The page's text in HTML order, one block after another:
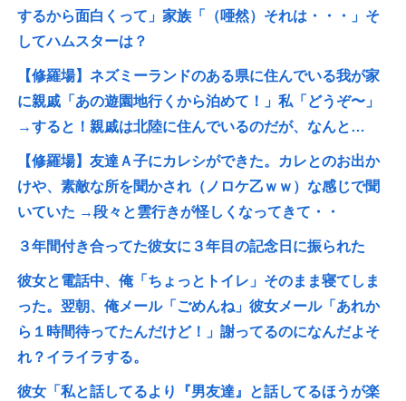
するから面白くって」家族「（唖然）それは・・・」そ
してハムスターは？
【修羅場】ネズミーランドのある県に住んでいる我が家
に親戚「あの遊園地行くから泊めて！」私「どうぞ〜」
→すると！親戚は北陸に住んでいるのだが、なんと…
【修羅場】友達Ａ子にカレシができた。カレとのお出か
けや、素敵な所を聞かされ（ノロケ乙ｗｗ）な感じで聞
いていた →段々と雲行きが怪しくなってきて・・
３年間付き合ってた彼女に３年目の記念日に振られた
彼女と電話中、俺「ちょっとトイレ」そのまま寝てしま
った。翌朝、俺メール「ごめんね」彼女メール「あれか
ら１時間待ってたんだけど！」謝ってるのになんだよそ
れ？イライラする。
彼女「私と話してるより『男友達』と話してるほうが楽